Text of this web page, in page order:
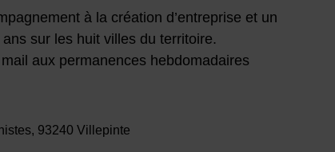
à la création d’entreprise et un
sur les huit villes du territoire.
aux permanences hebdomadaires
93240 Villepinte